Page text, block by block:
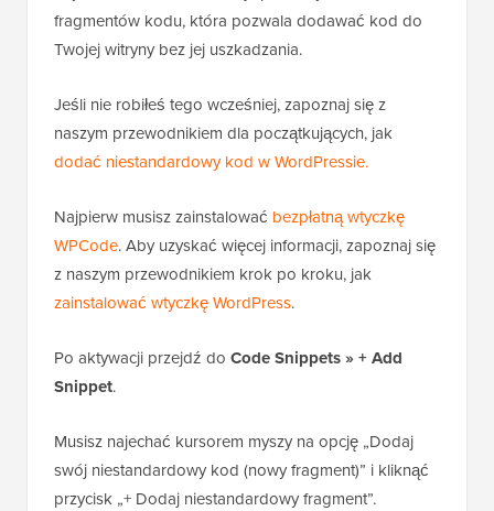
fragmentów kodu, która pozwala dodawać kod do
Twojej witryny bez jej uszkadzania.
Jeśli nie robiłeś tego wcześniej, zapoznaj się z
naszym przewodnikiem dla początkujących, jak
dodać niestandardowy kod w WordPressie.
Najpierw musisz zainstalować bezpłatną wtyczkę
WPCode. Aby uzyskać więcej informacji, zapoznaj się
z naszym przewodnikiem krok po kroku, jak
zainstalować wtyczkę WordPress.
Po aktywacji przejdź do Code Snippets » + Add
Snippet.
Musisz najechać kursorem myszy na opcję „Dodaj
swój niestandardowy kod (nowy fragment)” i kliknąć
przycisk „+ Dodaj niestandardowy fragment”.